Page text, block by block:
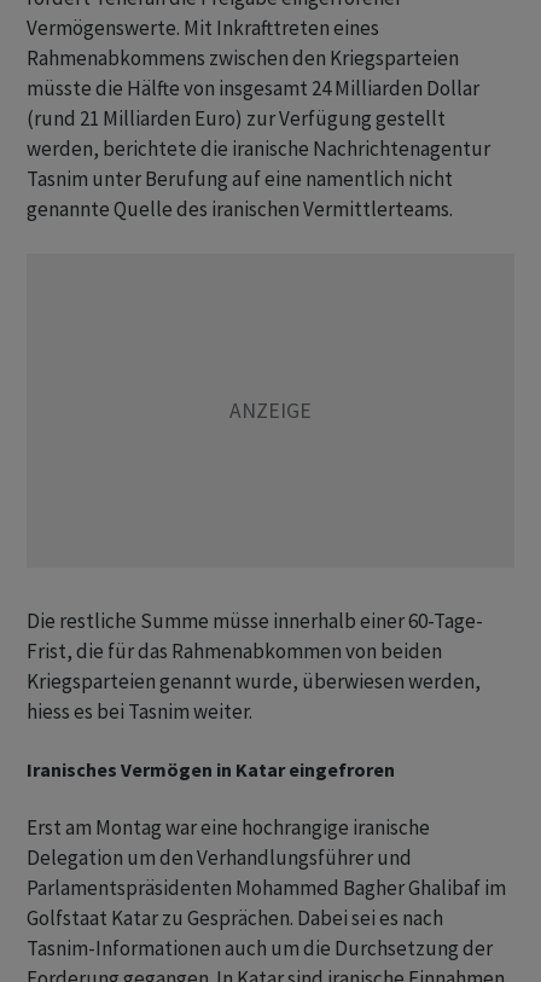
Vermögenswerte. Mit Inkrafttreten eines
Rahmenabkommens zwischen den Kriegsparteien
müsste die Hälfte von insgesamt 24 Milliarden Dollar
(rund 21 Milliarden Euro) zur Verfügung gestellt
werden, berichtete die iranische Nachrichtenagentur
Tasnim unter Berufung auf eine namentlich nicht
genannte Quelle des iranischen Vermittlerteams.
Die restliche Summe müsse innerhalb einer 60-Tage-
Frist, die für das Rahmenabkommen von beiden
Kriegsparteien genannt wurde, überwiesen werden,
hiess es bei Tasnim weiter.
Iranisches Vermögen in Katar eingefroren
Erst am Montag war eine hochrangige iranische
Delegation um den Verhandlungsführer und
Parlamentspräsidenten Mohammed Bagher Ghalibaf im
Golfstaat Katar zu Gesprächen. Dabei sei es nach
Tasnim-Informationen auch um die Durchsetzung der